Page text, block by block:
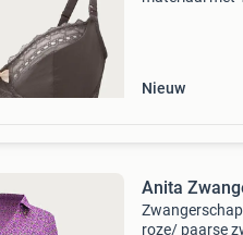
Nieuw
Anita
roze/ paarse